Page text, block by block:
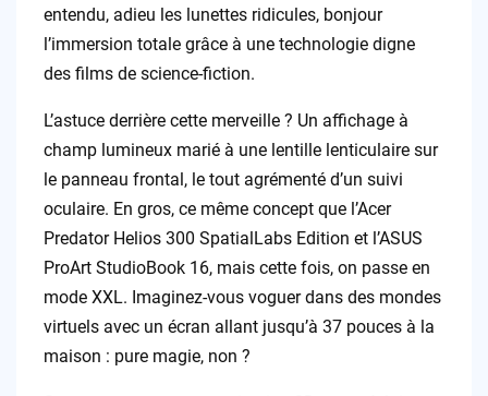
entendu, adieu les lunettes ridicules, bonjour
l’immersion totale grâce à une technologie digne
des films de science-fiction.
L’astuce derrière cette merveille ? Un affichage à
champ lumineux marié à une lentille lenticulaire sur
le panneau frontal, le tout agrémenté d’un suivi
oculaire. En gros, ce même concept que l’Acer
Predator Helios 300 SpatialLabs Edition et l’ASUS
ProArt StudioBook 16, mais cette fois, on passe en
mode XXL. Imaginez-vous voguer dans des mondes
virtuels avec un écran allant jusqu’à 37 pouces à la
maison : pure magie, non ?